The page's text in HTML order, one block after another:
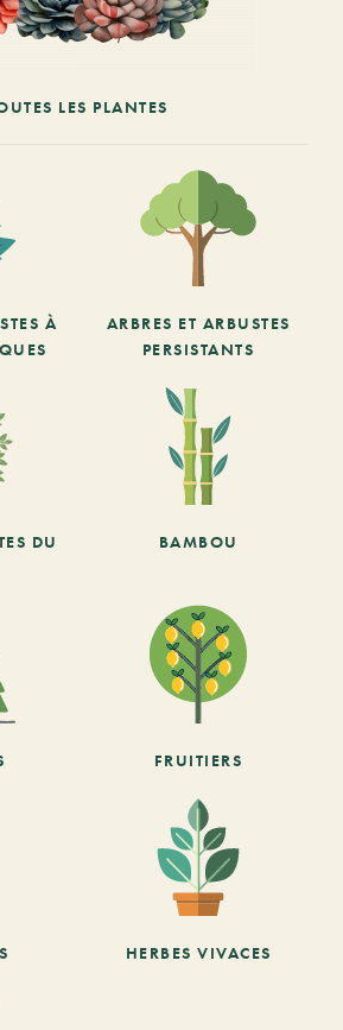
LES PLANTES
À
ARBRES ET ARBUSTES
PERSISTANTS
DU
BAMBOU
FRUITIERS
HERBES VIVACES